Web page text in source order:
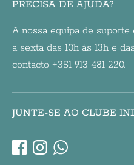
PRECISA DE AJUDA?
A nossa equipa de
a sexta das 10h às 13h e
contacto +351 913 481 220.
JUNTE-SE AO CLUBE